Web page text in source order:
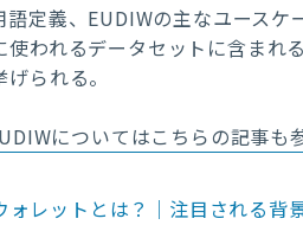
定義、EUDIWの主なユースケ
われるデータセットに含まれ
られる。
についてはこちらの記事も
ォレットとは？｜注目される背